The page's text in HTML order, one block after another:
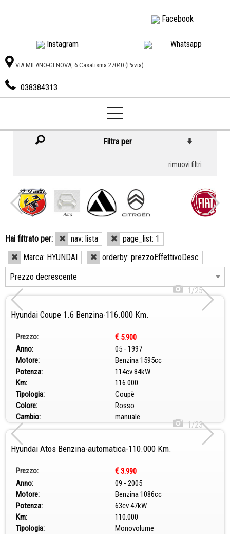
Facebook
Instagram Whatsapp
VIA MILANO-GENOVA, 6 Casatisma 27040 (Pavia)
038384313
Autoexport
di
Galabov
Filtra per
rimuovi filtri
Hai filtrato per: nav: lista
page_list: 1
Marca: HYUNDAI
orderby: prezzoEffettivoDesc
1/25
Hyundai Coupe 1.6 Benzina-116.000 Km.
Prezzo: € 5.900
Anno:
05 - 1997
Motore:
Benzina 1595cc
Potenza:
114cv 84kW
Km:
116.000
Tipologia:
Coupè
Colore:
Rosso
Cambio:
manuale
1/23
Hyundai Atos Benzina-automatica-110.000 Km.
Prezzo: €3.990
Anno:
09 - 2005
Motore:
Benzina 1086cc
Potenza:
63cv 47kW
Km:
110.000
Tipologia:
Monovolume